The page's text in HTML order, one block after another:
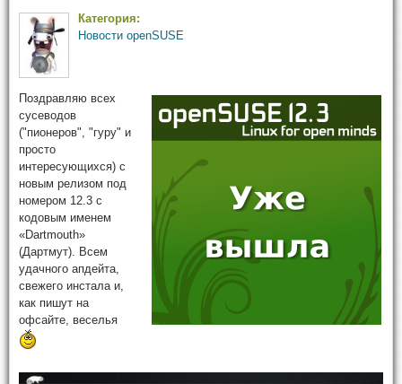
Категория:
Новости openSUSE
Поздравляю всех
сусеводов
("пионеров", "гуру" и
просто
интересующихся) с
новым релизом под
номером 12.3 с
кодовым именем
«Dartmouth»
(Дартмут). Всем
удачного апдейта,
свежего инстала и,
как пишут на
офсайте, веселья